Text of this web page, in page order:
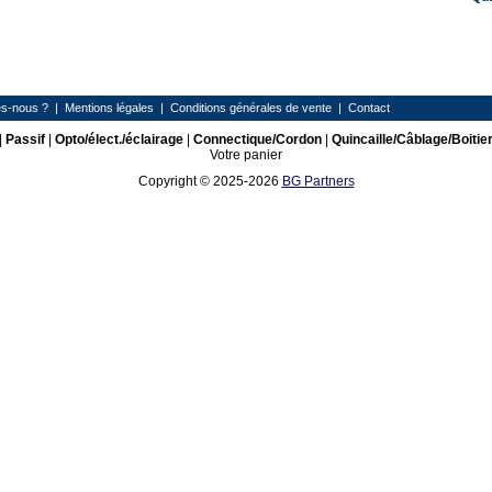
nous ? | Mentions légales | Conditions générales de vente | Contact
Passif| Opto/élect./éclairage| Connectique/Cordon| Quincaille/Câblage/Boitier
Votre panier
Copyright © 2025-2026 BG Partners